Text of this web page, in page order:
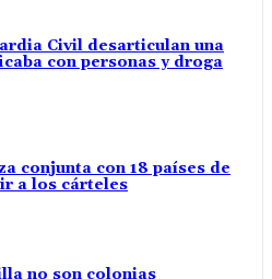
Civil desarticulan una
con personas y droga
conjunta con 18 países de
a los cárteles
no son colonias